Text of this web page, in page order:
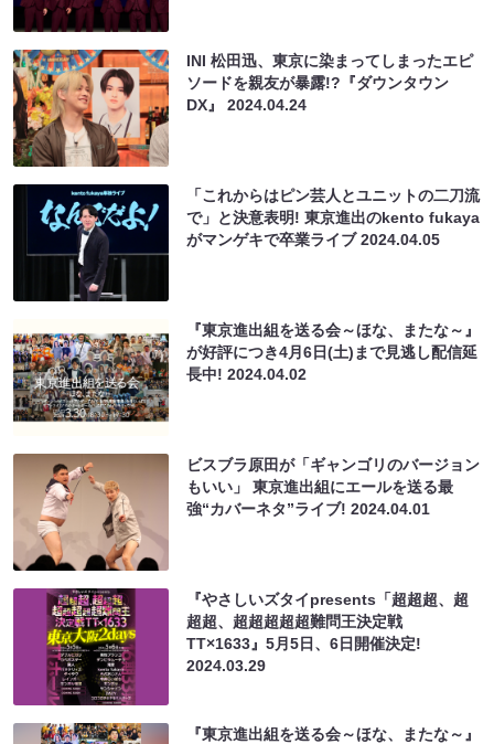
INI 松田迅、東京に染まってしまったエピ
ソードを親友が暴露!?『ダウンタウン
DX』2024.04.24
「これからはピン芸人とユニットの二刀流
で」と決意表明! 東京進出のkento fukaya
がマンゲキで卒業ライブ2024.04.05
『東京進出組を送る会～ほな、またな～』
が好評につき4月6日(土)まで見逃し配信延
長中!2024.04.02
ビスブラ原田が「ギャンゴリのバージョン
もいい」 東京進出組にエールを送る最
強“カバーネタ”ライブ!2024.04.01
『やさしいズタイpresents「超超超、超
超超、超超超超超難問王決定戦
TT×1633』5月5日、6日開催決定!
2024.03.29
『東京進出組を送る会～ほな、またな～』